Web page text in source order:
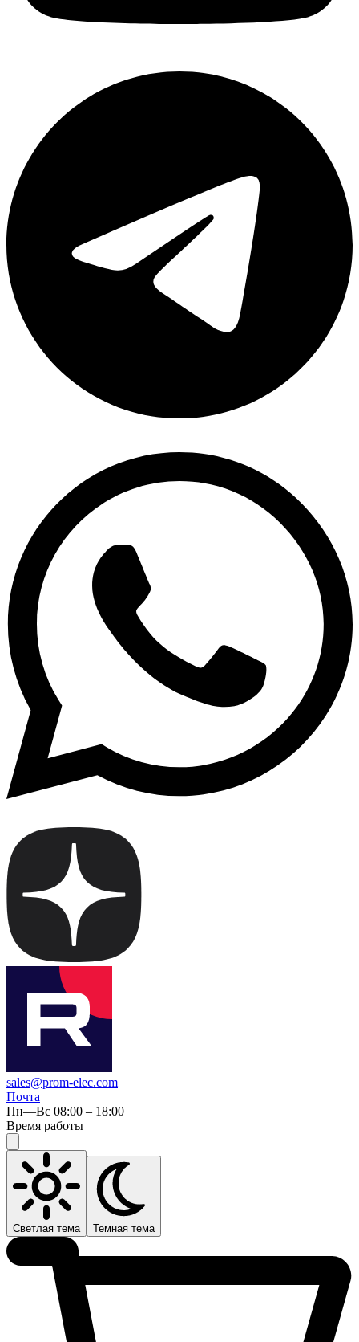
sales@prom-elec.com
Почта
Пн—Вс 08:00 – 18:00
Время работы
Светлая тема Темная тема